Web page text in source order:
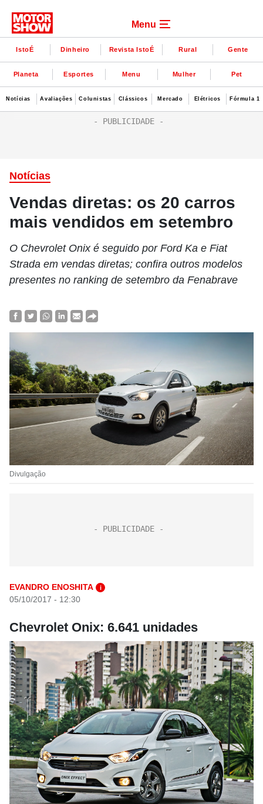
Menu
IstoÉ Dinheiro Revista IstoÉ Rural Gente
Planeta Esportes Menu Mulher Pet
Notícias Avaliações Colunistas Clássicos Mercado Elétricos Fórmula 1
Notícias
Vendas diretas: os 20 carros
mais vendidos em setembro
O Chevrolet Onix é seguido por Ford Ka e Fiat
Strada em vendas diretas; confira outros modelos
presentes no ranking de setembro da Fenabrave
Divulgação
EVANDRO ENOSHITA i
05/10/2017 - 12:30
Chevrolet Onix: 6.641 unidades